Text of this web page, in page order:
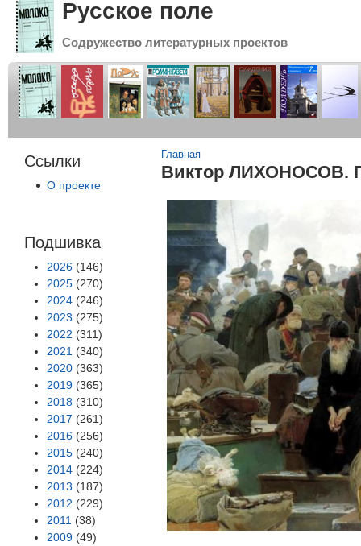
Русское поле
Содружество литературных проектов
Ссылки
О проекте
Подшивка
2026 (146)
2025 (270)
2024 (246)
2023 (275)
2022 (311)
2021 (340)
2020 (363)
2019 (365)
2018 (310)
2017 (261)
2016 (256)
2015 (240)
2014 (224)
2013 (187)
2012 (229)
2011 (38)
2009 (49)
Вы здесь
Главная
Виктор ЛИХОНОСОВ.